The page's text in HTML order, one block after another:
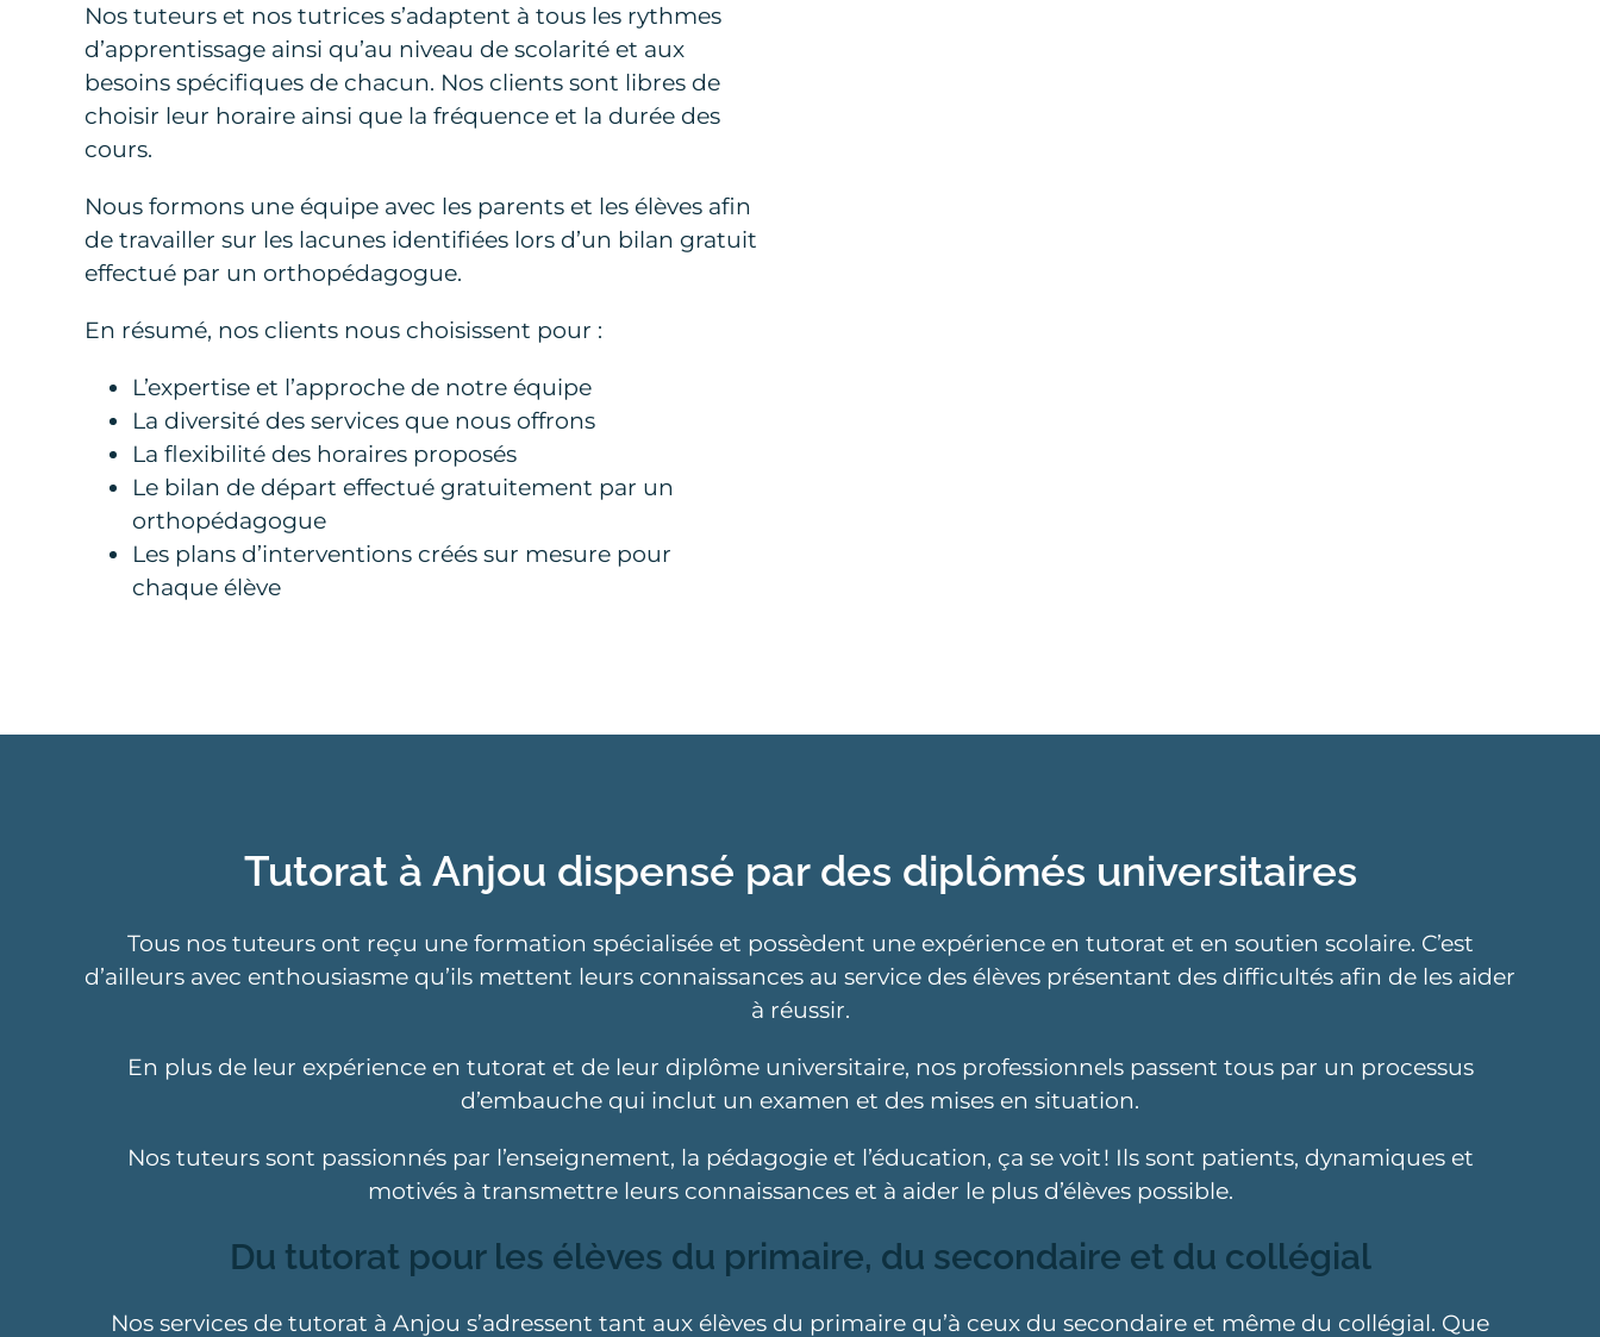
Nos tuteurs et nos tutrices s’adaptent à tous les rythmes
d’apprentissage ainsi qu’au niveau de scolarité et aux
besoins spécifiques de chacun. Nos clients sont libres de
choisir leur horaire ainsi que la fréquence et la durée des
cours.
Nous formons une équipe avec les parents et les élèves afin
de travailler sur les lacunes identifiées lors d’un bilan gratuit
effectué par un orthopédagogue.
En résumé, nos clients nous choisissent pour :
L’expertise et l’approche de notre équipe
La diversité des services que nous offrons
La flexibilité des horaires proposés
Le bilan de départ effectué gratuitement par un
orthopédagogue
Les plans d’interventions créés sur mesure pour
chaque élève
Tutorat à Anjou dispensé par des diplômés universitaires
Tous nos tuteurs ont reçu une formation spécialisée et possèdent une expérience en tutorat et en soutien scolaire. C’est
d’ailleurs avec enthousiasme qu’ils mettent leurs connaissances au service des élèves présentant des difficultés afin de les aider
à réussir.
En plus de leur expérience en tutorat et de leur diplôme universitaire, nos professionnels passent tous par un processus
d’embauche qui inclut un examen et des mises en situation.
Nos tuteurs sont passionnés par l’enseignement, la pédagogie et l’éducation, ça se voit ! Ils sont patients, dynamiques et
motivés à transmettre leurs connaissances et à aider le plus d’élèves possible.
Du tutorat pour les élèves du primaire, du secondaire et du collégial
Nos services de tutorat à Anjou s’adressent tant aux élèves du primaire qu’à ceux du secondaire et même du collégial. Que